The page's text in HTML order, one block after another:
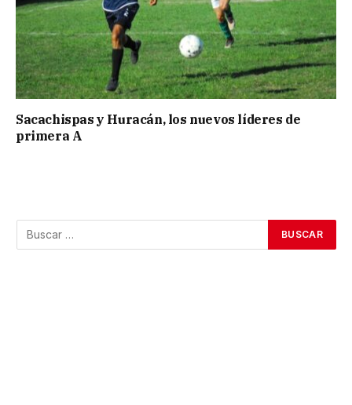
Sacachispas y Huracán, los nuevos líderes de
primera A